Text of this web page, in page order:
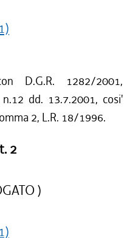
D.G.R. 1282/2001,
dd. 13.7.2001, cosi'
2, L.R. 18/1996.
2
)